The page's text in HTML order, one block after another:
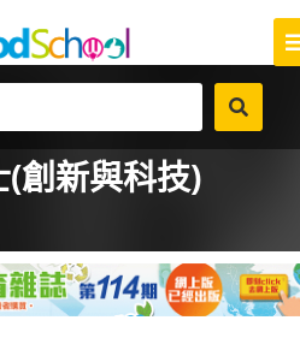
(創新與科技)